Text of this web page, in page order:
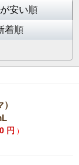
安い順
着順
円)